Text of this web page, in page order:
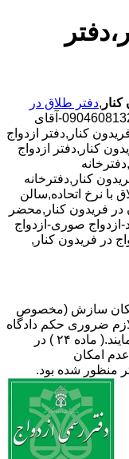
,دفتر طلاق در
09046081320-آقای
کنار,دفتر ازدواج
کنار,دفتر ازدواج
کنار,دفترخانه
با نرخ اتحاده,سالن
در فریدون کنار,محضر
ازدواج صوری-ازدواج
در فریدون کنار,
امکان سازش (مخصوص
ضروری حکم دادگاه
(در طلاق به تقاضای زن ) را مطالبه و اخذ نمایند.( ماده ۲۴ ) در
امکان
منظور شده بود.